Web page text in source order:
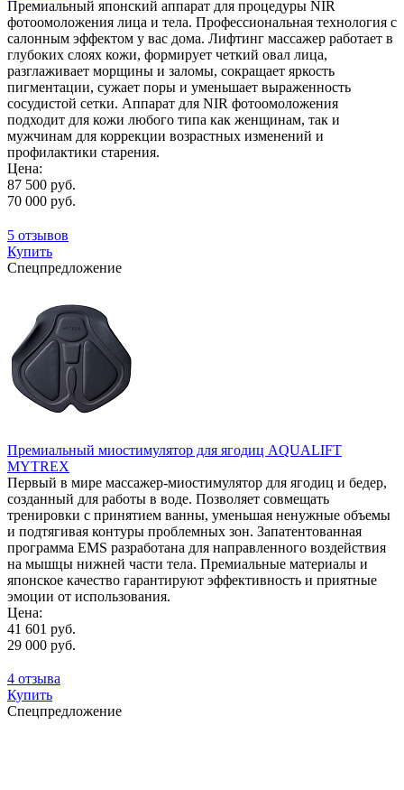
Премиальный японский аппарат для процедуры NIR
фотоомоложения лица и тела. Профессиональная технология с
салонным эффектом у вас дома. Лифтинг массажер работает в
глубоких слоях кожи, формирует четкий овал лица,
разглаживает морщины и заломы, сокращает яркость
пигментации, сужает поры и уменьшает выраженность
сосудистой сетки. Аппарат для NIR фотоомоложения
подходит для кожи любого типа как женщинам, так и
мужчинам для коррекции возрастных изменений и
профилактики старения.
Цена:
87 500 руб.
70 000 руб.
5 отзывов
Купить
Спецпредложение
Премиальный миостимулятор для ягодиц AQUALIFT
MYTREX
Первый в мире массажер-миостимулятор для ягодиц и бедер,
созданный для работы в воде. Позволяет совмещать
тренировки с принятием ванны, уменьшая ненужные объемы
и подтягивая контуры проблемных зон. Запатентованная
программа EMS разработана для направленного воздействия
на мышцы нижней части тела. Премиальные материалы и
японское качество гарантируют эффективность и приятные
эмоции от использования.
Цена:
41 601 руб.
29 000 руб.
4 отзыва
Купить
Спецпредложение